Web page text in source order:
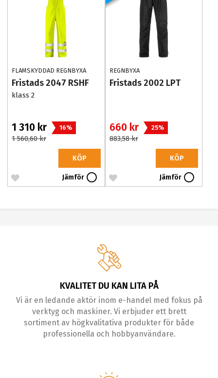
FLAMSKYDDAD REGNBYXA
VARSEL
Fristads 2047 RSHF
klass 2
1 310 kr 16%
1 560,60 kr
KÖP
Jämför
REGNBYXA
Fristads 2002 LPT
660 kr 25%
883,58 kr
KÖP
Jämför
KVALITET DU KAN LITA PÅ
Vi är en ledande aktör inom e-handel med fokus på
verktyg och maskiner. Vi erbjuder ett brett
sortiment av högkvalitativa produkter för både
professionella och hobbyanvändare.